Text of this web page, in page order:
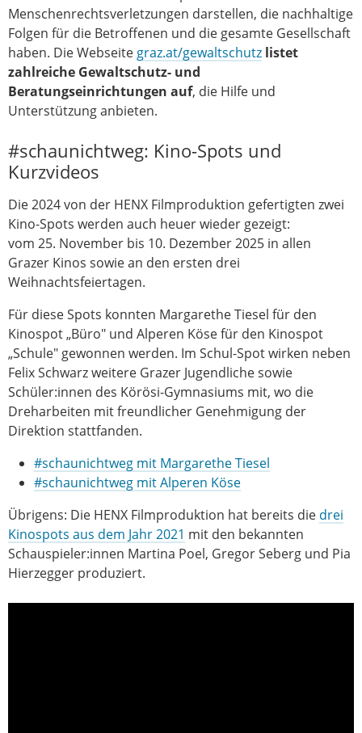
Menschenrechtsverletzungen darstellen, die nachhaltige
Folgen für die Betroffenen und die gesamte Gesellschaft
haben. Die Webseite graz.at/gewaltschutz listet
zahlreiche Gewaltschutz- und
Beratungseinrichtungen auf, die Hilfe und
Unterstützung anbieten.
#schaunichtweg: Kino-Spots und
Kurzvideos
Die 2024 von der HENX Filmproduktion gefertigten zwei
Kino-Spots werden auch heuer wieder gezeigt:
vom 25. November bis 10. Dezember 2025 in allen
Grazer Kinos sowie an den ersten drei
Weihnachtsfeiertagen.
Für diese Spots konnten Margarethe Tiesel für den
Kinospot „Büro" und Alperen Köse für den Kinospot
„Schule" gewonnen werden. Im Schul-Spot wirken neben
Felix Schwarz weitere Grazer Jugendliche sowie
Schüler:innen des Körösi-Gymnasiums mit, wo die
Dreharbeiten mit freundlicher Genehmigung der
Direktion stattfanden.
#schaunichtweg mit Margarethe Tiesel
#schaunichtweg mit Alperen Köse
Übrigens: Die HENX Filmproduktion hat bereits die drei
Kinospots aus dem Jahr 2021 mit den bekannten
Schauspieler:innen Martina Poel, Gregor Seberg und Pia
Hierzegger produziert.